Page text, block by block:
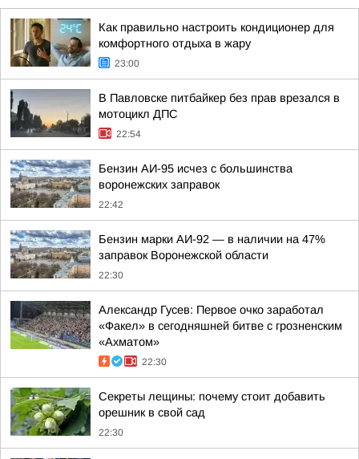
Как правильно настроить кондиционер для
комфортного отдыха в жару
23:00
В Павловске питбайкер без прав врезался в
мотоцикл ДПС
22:54
Бензин АИ-95 исчез с большинства
воронежских заправок
22:42
Бензин марки АИ-92 — в наличии на 47%
заправок Воронежской области
22:30
Александр Гусев: Первое очко заработал
«Факел» в сегодняшней битве с грозненским
«Ахматом»
22:30
Секреты лещины: почему стоит добавить
орешник в свой сад
22:30